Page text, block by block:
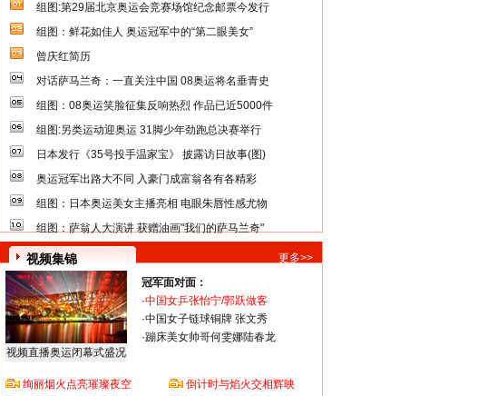
组图:第29届北京奥运会竞赛场馆纪念邮票今发行
组图：鲜花如佳人 奥运冠军中的“第二眼美女”
曾庆红简历
对话萨马兰奇：一直关注中国 08奥运将名垂青史
组图：08奥运笑脸征集反响热烈 作品已近5000件
组图:另类运动迎奥运 31脚少年劲跑总决赛举行
日本发行《35号投手温家宝》 披露访日故事(图)
奥运冠军出路大不同 入豪门成富翁各有各精彩
组图：日本奥运美女主播亮相 电眼朱唇性感尤物
组图：萨翁人大演讲 获赠油画"我们的萨马兰奇"
视频集锦 更多>>
视频直播奥运闭幕式盛况
冠军面对面：
·中国女乒张怡宁/郭跃做客
·中国女子链球铜牌 张文秀
·蹦床美女帅哥何雯娜陆春龙
绚丽烟火点亮璀璨夜空
倒计时与焰火交相辉映